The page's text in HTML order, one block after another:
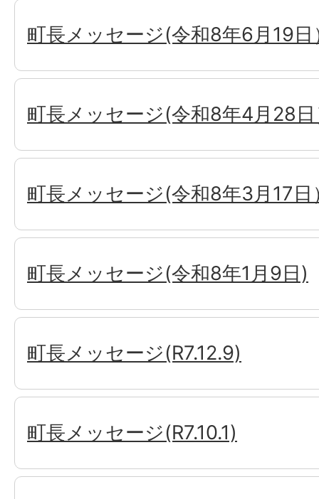
町長メッセージ(令和8年6月19日
町長メッセージ(令和8年4月28
町長メッセージ(令和8年3月17日
町長メッセージ(令和8年1月9日)
町長メッセージ(R7.12.9)
町長メッセージ(R7.10.1)